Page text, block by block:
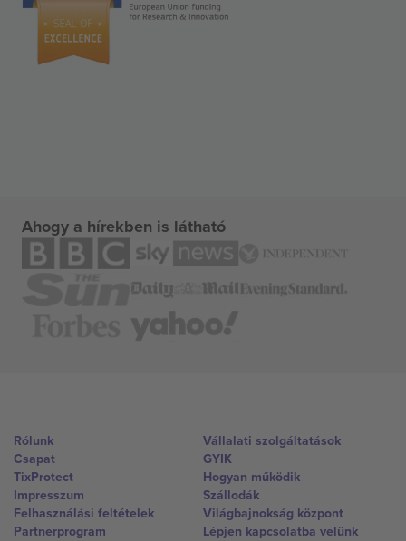
Ahogy a hírekben is látható
Rólunk
Csapat
TixProtect
Impresszum
Felhasználási feltételek
Partnerprogram
Vállalati szolgáltatások
GYIK
Hogyan működik
Szállodák
Világbajnokság központ
Lépjen kapcsolatba velünk